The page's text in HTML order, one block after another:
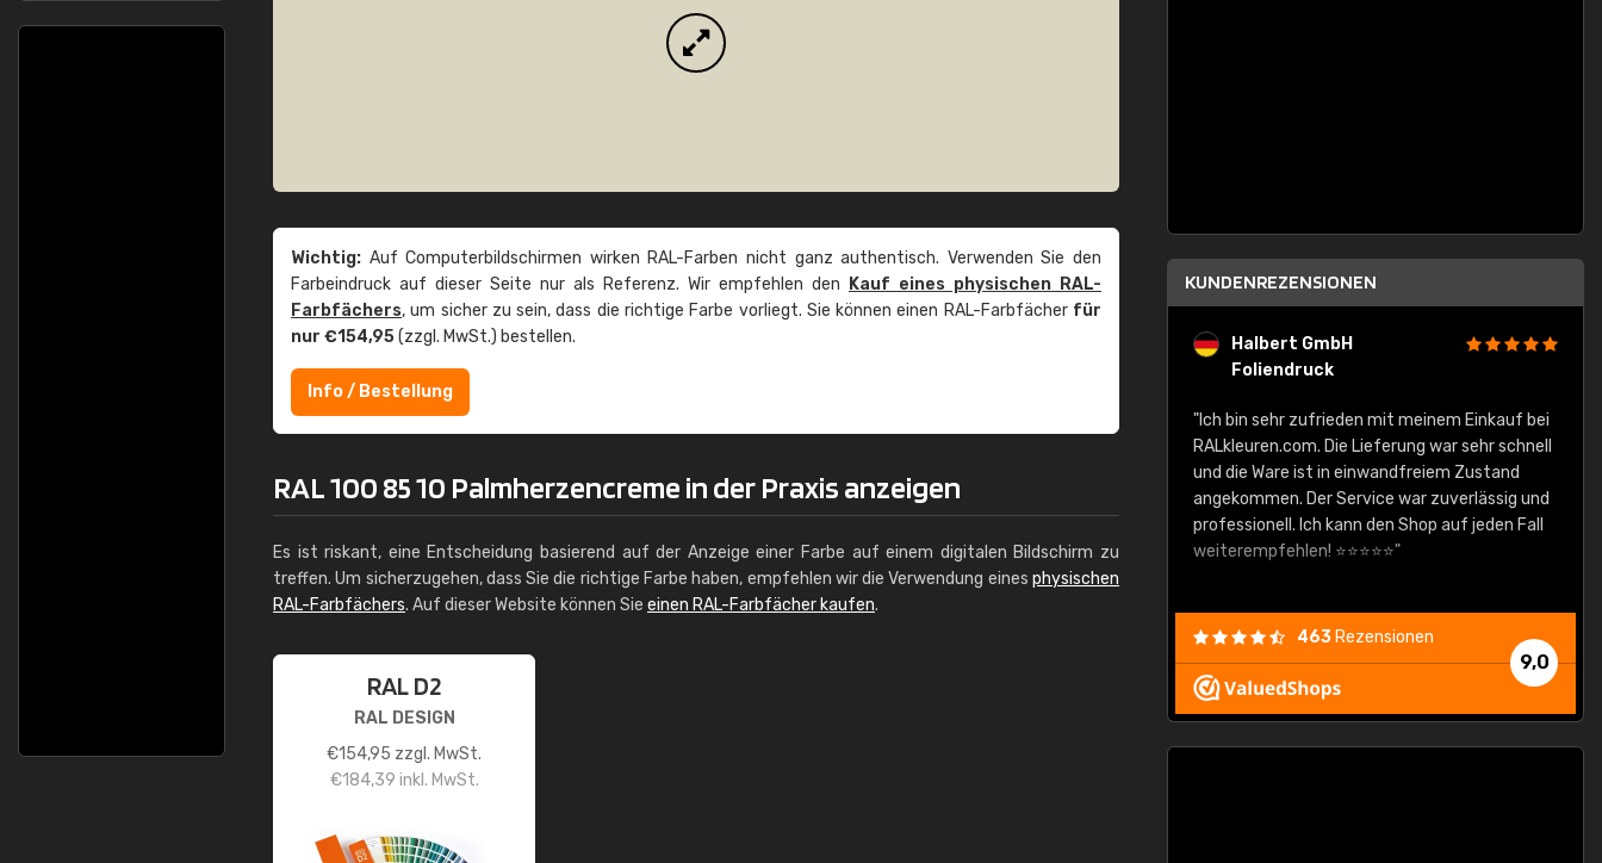
Wichtig: Auf Computerbildschirmen wirken RAL-Farben nicht ganz authentisch. Verwenden Sie den
Farbeindruck auf dieser Seite nur als Referenz. Wir empfehlen den
Kauf eines physischen RAL-
Farbfächers, um sicher zu sein, dass die richtige Farbe vorliegt. Sie können einen RAL-Farbfächer für
nur €154,95(zzgl. MwSt.) bestellen.
Info / Bestellung
RAL 100 85 10 Palmherzencreme in der Praxis anzeigen
Es ist riskant, eine Entscheidung basierend auf der Anzeige einer Farbe auf einem digitalen Bildschirm zu
treffen. Um sicherzugehen, dass Sie die richtige Farbe haben, empfehlen wir die Verwendung eines physischen
RAL-Farbfächers. Auf dieser Website können Sie einen RAL-Farbfächer kaufen.
RAL D2
RAL DESIGN
€154,95 zzgl. MwSt.
€184,39 inkl. MwSt.
KUNDENREZENSIONEN
Halbert GmbH
Foliendruck
"Ich bin sehr zufrieden mit meinem Einkauf bei
RALkleuren.com. Die Lieferung war sehr schnell
und die Ware ist in einwandfreiem Zustand
angekommen. Der Service war zuverlässig und
professionell. Ich kann den Shop auf jeden Fall
weiterempfehlen! ⭐⭐⭐⭐⭐"
9,0
463 Rezensionen